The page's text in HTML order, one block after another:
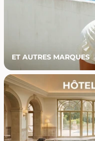
ET AUTRES MARQUES